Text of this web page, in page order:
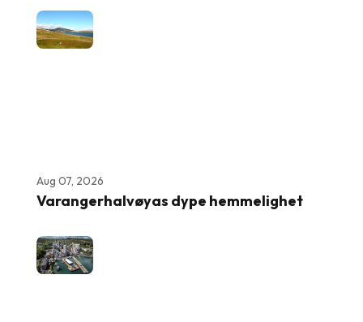
Aug 07, 2026
Varangerhalvøyas dype hemmelighet